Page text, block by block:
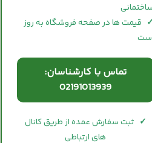
و خرید شیرآلات
استفاده کنید.
قیمت ها در صفحه فروشگاه به روز
تماس با کارشناسان:
02191013939
✓ ثبت سفارش عمده از طریق کانال
های ارتباطی